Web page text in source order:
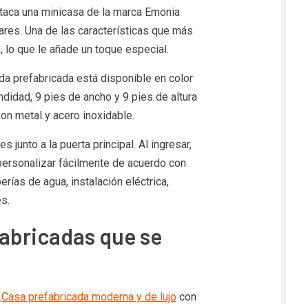
una minicasa de la marca Emonia
Una de las características que más
que le añade un toque especial.
prefabricada está disponible en color
9 pies de ancho y 9 pies de altura
metal y acero inoxidable.
junto a la puerta principal. Al ingresar,
fácilmente de acuerdo con
de agua, instalación eléctrica,
que se
Casa prefabricada moderna y de lujocon